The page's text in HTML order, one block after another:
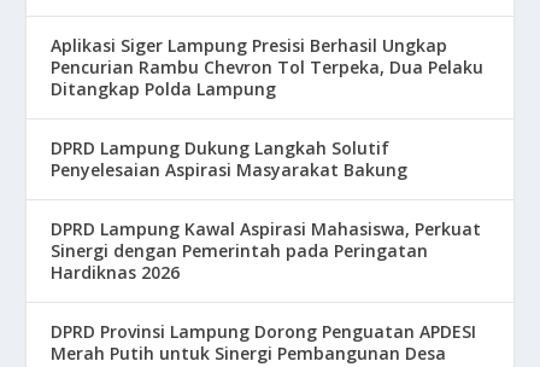
Aplikasi Siger Lampung Presisi Berhasil Ungkap
Pencurian Rambu Chevron Tol Terpeka, Dua Pelaku
Ditangkap Polda Lampung
DPRD Lampung Dukung Langkah Solutif
Penyelesaian Aspirasi Masyarakat Bakung
DPRD Lampung Kawal Aspirasi Mahasiswa, Perkuat
Sinergi dengan Pemerintah pada Peringatan
Hardiknas 2026
DPRD Provinsi Lampung Dorong Penguatan APDESI
Merah Putih untuk Sinergi Pembangunan Desa